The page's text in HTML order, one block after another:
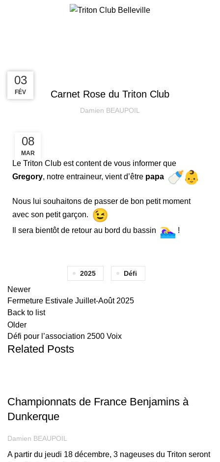
Carnet Rose du Triton Club
Damien BEAUPOIL
08
MAR
Le Triton Club est content de vous informer que
Gregory, notre entraineur, vient d’être papa
Nous lui souhaitons de passer de bon petit moment
avec son petit garçon.
Il sera bientôt de retour au bord du bassin
!
2025 Défi
Newer
Fermeture Estivale Juillet-Août 2025
Back to list
Older
Défi pour l’association 2500 Voix
Related Posts
18
DÉC
Championnats de France Benjamins à
Dunkerque
Damien BEAUPOIL
A partir du jeudi 18 décembre, 3 nageuses du Triton seront
07
DÉC
03
FÉV